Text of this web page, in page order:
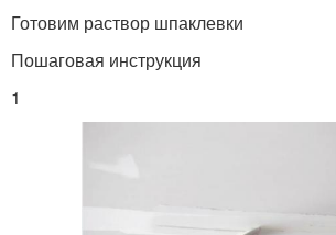
Готовим раствор шпаклевки
Пошаговая инструкция
1